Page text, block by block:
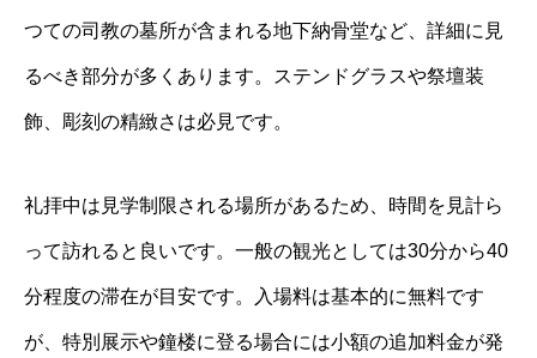
つての司教の墓所が含まれる地下納骨堂など、詳細に見
るべき部分が多くあります。ステンドグラスや祭壇装
飾、彫刻の精緻さは必見です。
礼拝中は見学制限される場所があるため、時間を見計ら
って訪れると良いです。一般の観光としては30分から40
分程度の滞在が目安です。入場料は基本的に無料です
が、特別展示や鐘楼に登る場合には小額の追加料金が発